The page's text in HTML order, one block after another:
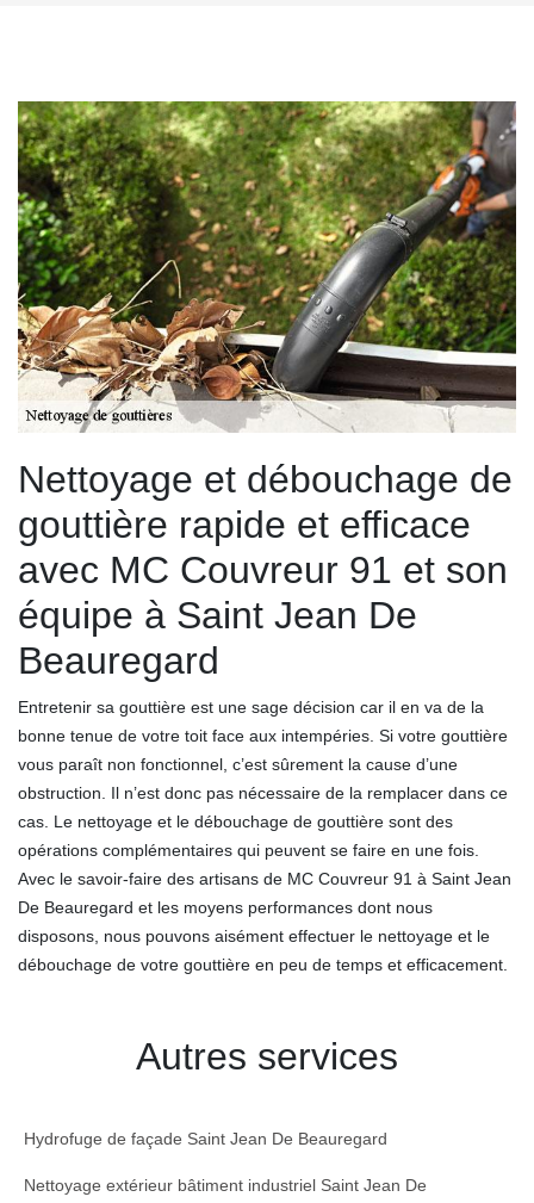
Nettoyage et débouchage de
gouttière rapide et efficace
avec MC Couvreur 91 et son
équipe à Saint Jean De
Beauregard
Entretenir sa gouttière est une sage décision car il en va de la
bonne tenue de votre toit face aux intempéries. Si votre gouttière
vous paraît non fonctionnel, c’est sûrement la cause d’une
obstruction. Il n’est donc pas nécessaire de la remplacer dans ce
cas. Le nettoyage et le débouchage de gouttière sont des
opérations complémentaires qui peuvent se faire en une fois.
Avec le savoir-faire des artisans de MC Couvreur 91 à Saint Jean
De Beauregard et les moyens performances dont nous
disposons, nous pouvons aisément effectuer le nettoyage et le
débouchage de votre gouttière en peu de temps et efficacement.
Autres services
Hydrofuge de façade Saint Jean De Beauregard
Nettoyage extérieur bâtiment industriel Saint Jean De